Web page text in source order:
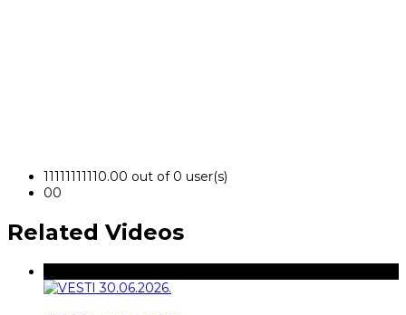
11111111110.00 out of 0 user(s)
00
Related Videos